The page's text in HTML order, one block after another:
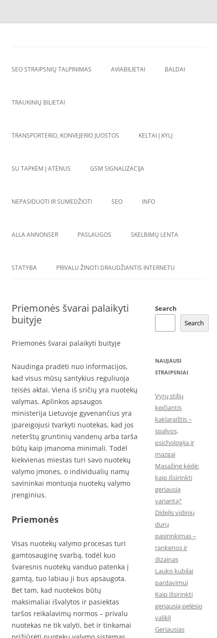
Skip
SEO STRAIPSNIŲ TALPINIMAS AVIABILIETAI BALDAI
TRAUKINIŲ BILIETAI
TRANSPORTERIO, KONVEJERIO JUOSTOS KELTAI Į KYLĮ
SU TAPKĖM Į ATĖNUS GSM SIGNALIZACIJA
NEPASIDUOTI IR SUMEDŽIOTI SEO INFO
ALLA ANNONSER PASLAUGOS SKELBIMŲ LENTA
STATYBA PRIVALU ŽINOTI DRAUDŽIANTIS INTERNETU
Priemonės švarai palaikyti
buityje
Priemonės švarai palaikyti buityje
Naudinga pradėti nuo informacijos,
kad visus mūsų santykius reguliuoja
teisės aktai. Viena iš sričių yra nuotekų
valymas. Aplinkos apsaugos
ministerija Lietuvoje gyvenančius yra
įpareigojusi tvarkyti nuotekas, kad jos
neterštų gruntinių vandenų arba tarša
būtų kaip įmanoma minimali. Todėl
kiekvienas miestas turi savo nuotekų
valymo įmones, o individualių namų
savininkai montuoja nuotekų valymo
įrenginius.
Priemonės
Visas nuotekų valymo procesas turi
gamtosauginę svarbą, todėl kuo
švaresnis nuotekų vanduo patenka į
gamtą, tuo labiau ji bus apsaugota.
Bet tam, kad nuotekos būtų
maksimaliai išvalytos ir pasiektas
taršos reikalavimų normos – privalu
nuotekas ne tik valyti, bet ir tinkamai
Search
Search
NAUJAUSI
STRAIPSNIAI
Vyrų stilių
keičiantis
kaklaraištis –
spalvos,
psichologija ir
mazgai
Masažinė kėdė:
kaip išsirinkti
geriausią
variantą?
Didelis vidinių
durų
pasirinkimas –
rankenos ir
dizainas
Lauko kubilai
pardavimui
Kaip išsirinkti
geriausią pelėsio
valiklį
Geriausias